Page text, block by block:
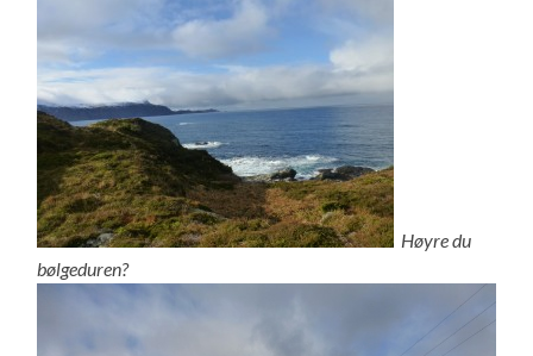
Høyre du
bølgeduren?